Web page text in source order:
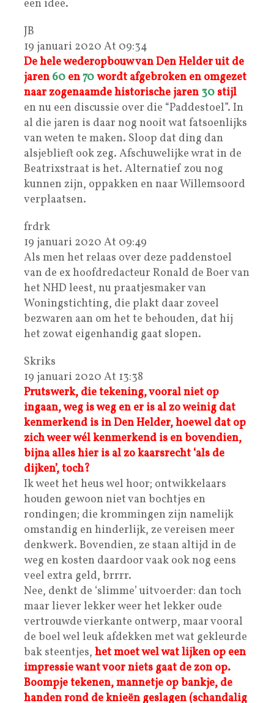
een idee.
JB
19 januari 2020 At 09:34
De hele wederopbouw van Den Helder uit de
jaren 60 en70wordt afgebroken en omgezet
naar zogenaamde historische jaren 30 stijl
en nu een discussie over die “Paddestoel”. In
al die jaren is daar nog nooit wat fatsoenlijks
van weten te maken. Sloop dat ding dan
alsjeblieft ook zeg. Afschuwelijke wrat in de
Beatrixstraat is het. Alternatief zou nog
kunnen zijn, oppakken en naar Willemsoord
verplaatsen.
frdrk
19 januari 2020 At 09:49
Als men het relaas over deze paddenstoel
van de ex hoofdredacteur Ronald de Boer van
het NHD leest, nu praatjesmaker van
Woningstichting, die plakt daar zoveel
bezwaren aan om het te behouden, dat hij
het zowat eigenhandig gaat slopen.
Skriks
19 januari 2020 At 13:38
Prutswerk, die tekening, vooral niet op
ingaan, weg is weg en er is al zo weinig dat
kenmerkend is in Den Helder, hoewel dat op
zich weer wél kenmerkend is en bovendien,
bijna alles hier is al zo kaarsrecht ‘als de
dijken’, toch?
Ik weet het heus wel hoor; ontwikkelaars
houden gewoon niet van bochtjes en
rondingen; die krommingen zijn namelijk
omstandig en hinderlijk, ze vereisen meer
denkwerk. Bovendien, ze staan altijd in de
weg en kosten daardoor vaak ook nog eens
veel extra geld, brrrr.
Nee, denkt de ‘slimme’ uitvoerder: dan toch
maar liever lekker weer het lekker oude
vertrouwde vierkante ontwerp, maar vooral
de boel wel leuk afdekken met wat gekleurde
bak steentjes, het moet wel wat lijken op een
impressie want voor niets gaat de zon op.
Boompje tekenen, mannetje op bankje, de
handen rond de knieën geslagen (schandalig